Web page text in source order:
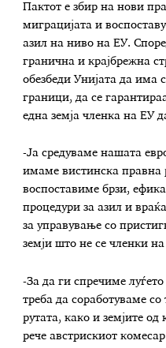
Пактот е збир на нови
миграцијата и
азил на ниво на ЕУ.
гранична и крајбрежна
обезбеди Унијата да има
граници, да се
една земја членка на ЕУ
-Ја средуваме нашата
имаме вистинска
воспоставиме брзи,
процедури за азил и
за управување со
земји што не се членки
-За да ги спречиме
треба да соработуваме со
рутата, како и земјите од
рече австрискиот